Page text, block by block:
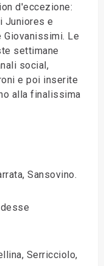
d'eccezione:
Juniores e
Le
settimane
social,
e poi inserite
alla finalissima
Sansovino.
Serricciolo,